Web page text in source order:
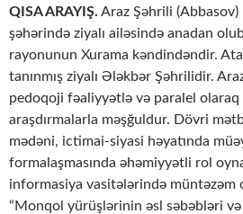
QISA ARAYIŞ. Araz Şəhrili (Abbasov)
şəhərində ziyalı ailəsində anadan
rayonunun Xurama kəndindəndir.
tanınmış ziyalı Ələkbər Şəhrilidir.
pedoqoji fəaliyyətlə və paralel olaraq
araşdırmalarla məşğuldur. Dövri
mədəni, ictimai-siyasi həyatında
formalaşmasında əhəmiyyətli rol
informasiya vasitələrində müntəzəm
“Monqol yürüşlərinin əsl səbəbləri